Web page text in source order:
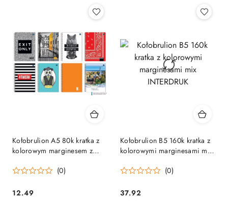
Kołobrulion A5 80k kratka z
kolorowym marginesem z
(0)
Cena:
12.49
Kołobrulion B5 160k kratka z
kolorowymi marginesami mix
(0)
Cena:
37.92